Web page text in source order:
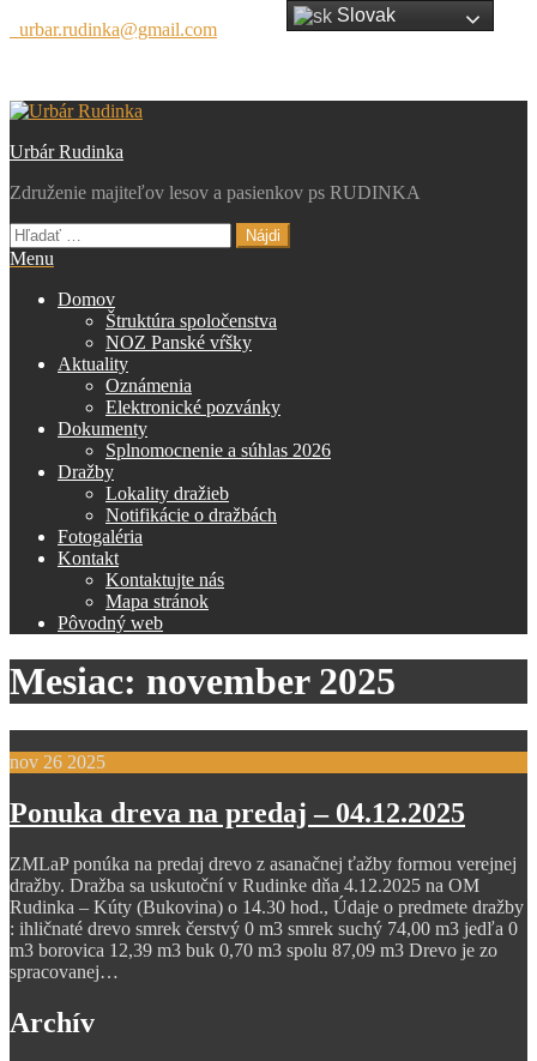
Preskočiť
urbar.rudinka@gmail.com
Urbár Rudinka
Združenie majiteľov lesov a pasienkov ps RUDINKA
Hľadať:
Menu
Domov
Štruktúra spoločenstva
NOZ Panské vŕšky
Aktuality
Oznámenia
Elektronické pozvánky
Dokumenty
Splnomocnenie a súhlas 2026
Dražby
Lokality dražieb
Notifikácie o dražbách
Fotogaléria
Kontakt
Kontaktujte nás
Mapa stránok
Pôvodný web
Mesiac: november 2025
nov 26 2025
Ponuka dreva na predaj – 04.12.2025
ZMLaP ponúka na predaj drevo z asanačnej ťažby formou verejnej
dražby. Dražba sa uskutoční v Rudinke dňa 4.12.2025 na OM
Rudinka – Kúty (Bukovina) o 14.30 hod., Údaje o predmete dražby
: ihličnaté drevo smrek čerstvý 0 m3 smrek suchý 74,00 m3 jedľa 0
m3 borovica 12,39 m3 buk 0,70 m3 spolu 87,09 m3 Drevo je zo
spracovanej…
Archív
Slovak